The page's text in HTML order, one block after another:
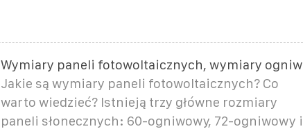
Wymiary paneli fotowoltaicznych, wymiary ogniw
Jakie są wymiary paneli fotowoltaicznych? Co
warto wiedzieć? Istnieją trzy główne rozmiary
paneli słonecznych: 60-ogniwowy, 72-ogniwowy i